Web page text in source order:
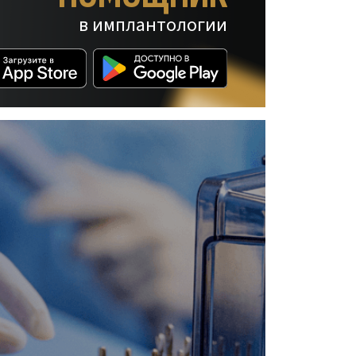
в имплантологии